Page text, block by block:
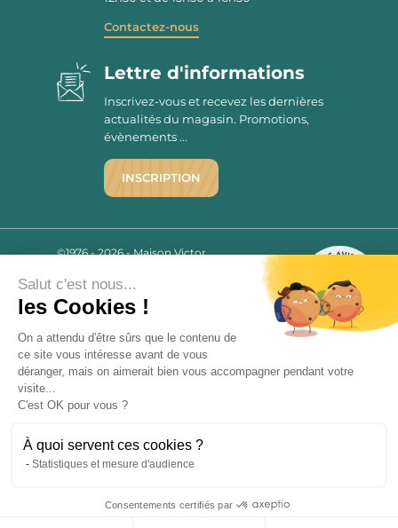
Contactez-nous
2780 AVIS
9.7/10
Lettre d'informations
Inscrivez-vous et recevez les dernières
actualités du magasin. Promotions,
évènements ...
INSCRIPTION
©1976 - 2026 - Maison Victor
Mentions légales
C.G.V.
Politique de confidentialité
FAQ
Livraisons
« L’abus d’alcool est dangereux pour la santé, à consommer avec
modération. La vente d’alcool est strictement interdite aux mineurs.
Salut c'est nous...
les Cookies !
On a attendu d'être sûrs que le contenu de
ce site vous intéresse avant de vous
déranger, mais on aimerait bien vous accompagner pendant votre
visite...
C'est OK pour vous ?
À quoi servent ces cookies ?
Statistiques et mesure d'audience
Consentements certifiés par